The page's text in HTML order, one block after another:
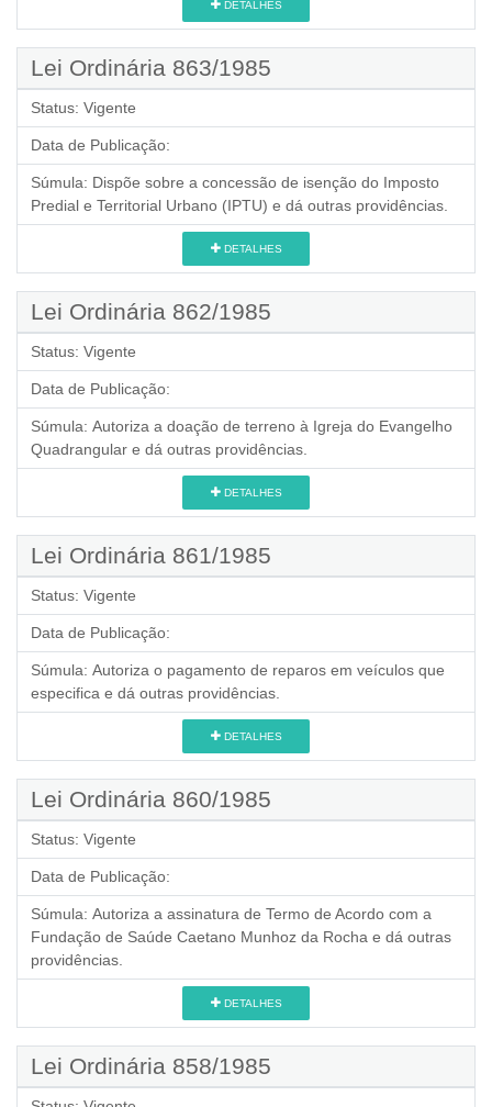
DETALHES
Lei Ordinária 863/1985
Status: Vigente
Data de Publicação:
Súmula: Dispõe sobre a concessão de isenção do Imposto
Predial e Territorial Urbano (IPTU) e dá outras providências.
DETALHES
Lei Ordinária 862/1985
Status: Vigente
Data de Publicação:
Súmula: Autoriza a doação de terreno à Igreja do Evangelho
Quadrangular e dá outras providências.
DETALHES
Lei Ordinária 861/1985
Status: Vigente
Data de Publicação:
Súmula: Autoriza o pagamento de reparos em veículos que
especifica e dá outras providências.
DETALHES
Lei Ordinária 860/1985
Status: Vigente
Data de Publicação:
Súmula: Autoriza a assinatura de Termo de Acordo com a
Fundação de Saúde Caetano Munhoz da Rocha e dá outras
providências.
DETALHES
Lei Ordinária 858/1985